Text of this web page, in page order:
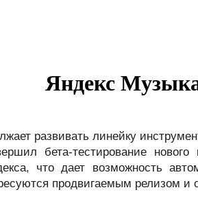
Яндекс
развивать линейку
бета-тестирование
что дает возможность
продвигаемым релизом